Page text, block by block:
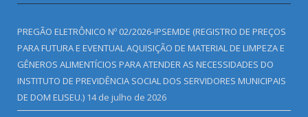
PREGÃO ELETRÔNICO Nº 02/2026-IPSEMDE (REGISTRO DE PREÇOS
PARA FUTURA E EVENTUAL AQUISIÇÃO DE MATERIAL DE LIMPEZA E
GÊNEROS ALIMENTÍCIOS PARA ATENDER AS NECESSIDADES DO
INSTITUTO DE PREVIDÊNCIA SOCIAL DOS SERVIDORES MUNICIPAIS
DE DOM ELISEU.) 14 de julho de 2026